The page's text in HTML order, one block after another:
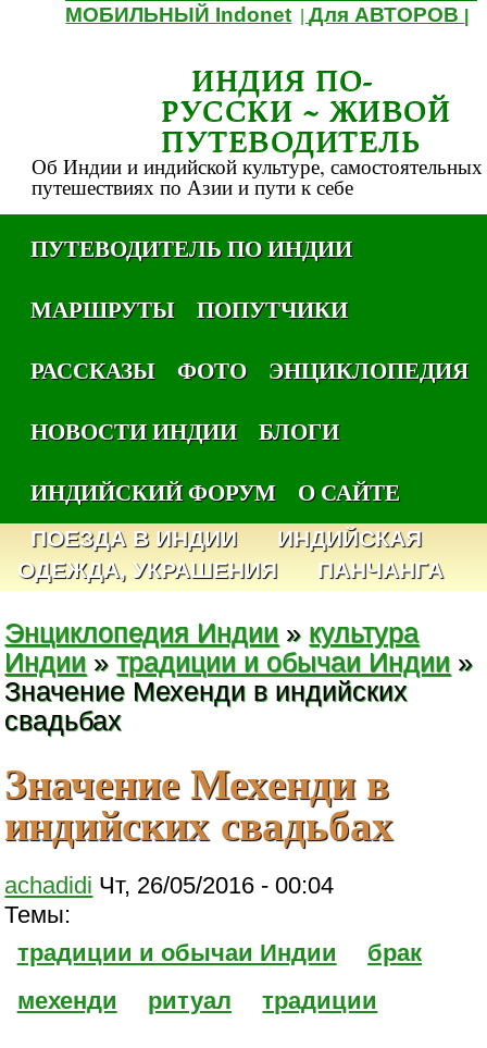
МОБИЛЬНЫЙ Indonet |Для АВТОРОВ
ИНДИЯ ПО-
РУССКИ ~ ЖИВОЙ
ПУТЕВОДИТЕЛЬ
Об Индии и индийской культуре, самостоятельных
путешествиях по Азии и пути к себе
ПУТЕВОДИТЕЛЬ ПО ИНДИИ
МАРШРУТЫ
ПОПУТЧИКИ
РАССКАЗЫ
ФОТО
ЭНЦИКЛОПЕДИЯ
НОВОСТИ ИНДИИ
БЛОГИ
ИНДИЙСКИЙ ФОРУМ
О САЙТЕ
ПОЕЗДА В ИНДИИ
ИНДИЙСКАЯ
ОДЕЖДА, УКРАШЕНИЯ
ПАНЧАНГА
Энциклопедия Индии » культура
Индии »традиции и обычаи Индии »
Значение Мехенди в индийских
свадьбах
Значение Мехенди в
индийских свадьбах
achadidi Чт, 26/05/2016 - 00:04
Темы:
традиции и обычаи Индии
брак
мехенди
ритуал традиции